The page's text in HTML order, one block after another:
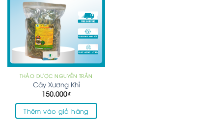
THẢO DƯỢC NGUYỄN TRẦN
Cây Xương Khỉ
150.000₫
Thêm vào giỏ hàng